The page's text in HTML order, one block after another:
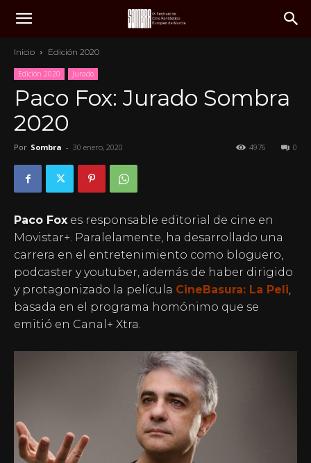
Inicio Edición 2020
Edición 2020 Jurado
Paco Fox: Jurado Sombra
2020
Por Sombra - 30 enero, 2020 0
4976
Paco Fox es responsable editorial de cine en
Movistar+. Paralelamente, ha desarrollado una
carrera en el entretenimiento como bloguero,
podcaster y youtuber, además de haber dirigido
y protagonizado la película CineBasura: La Peli,
basada en el programa homónimo que se
emitió en Canal+ Xtra.